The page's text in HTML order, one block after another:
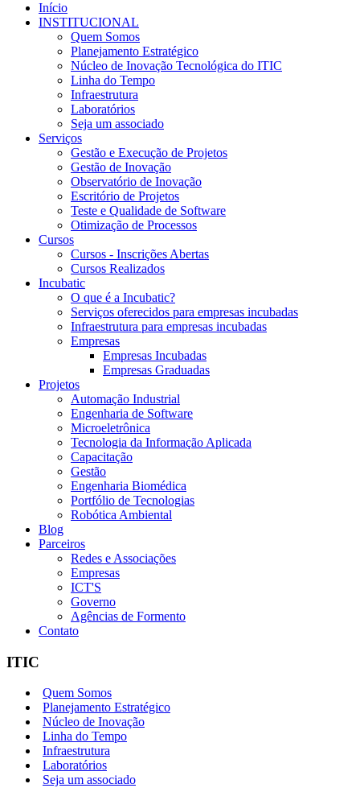
Início
INSTITUCIONAL
Quem Somos
Planejamento Estratégico
Núcleo de Inovação Tecnológica do ITIC
Linha do Tempo
Infraestrutura
Laboratórios
Seja um associado
Serviços
Gestão e Execução de Projetos
Gestão de Inovação
Observatório de Inovação
Escritório de Projetos
Teste e Qualidade de Software
Otimização de Processos
Cursos
Cursos - Inscrições Abertas
Cursos Realizados
Incubatic
O que é a Incubatic?
Serviços oferecidos para empresas incubadas
Infraestrutura para empresas incubadas
Empresas
Empresas Incubadas
Empresas Graduadas
Projetos
Automação Industrial
Engenharia de Software
Microeletrônica
Tecnologia da Informação Aplicada
Capacitação
Gestão
Engenharia Biomédica
Portfólio de Tecnologias
Robótica Ambiental
Blog
Parceiros
Redes e Associações
Empresas
ICT'S
Governo
Agências de Formento
Contato
ITIC
Quem Somos
Planejamento Estratégico
Núcleo de Inovação
Linha do Tempo
Infraestrutura
Laboratórios
Seja um associado